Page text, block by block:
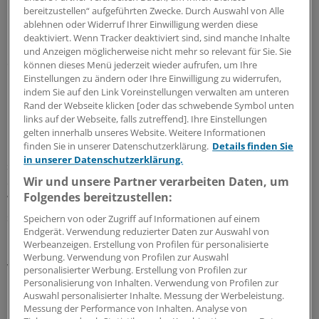
Gefälschte und gehackte Webseiten
Eine weitere potenzielle Gefahr besteht hier laut Funk
durch gefälschte oder gehackte populäre Webseiten (z.
B. von einem Onlineshop oder einer Seite, auf der man
Musik herunterladen kann). Diese sähen aus wie das
Original und würden auch fast genauso bedient.
Doch sie würden - oft vom Anwender unbemerkt -
schadhaften Code auf seinen Rechner übertragen. Auch
dieses Risiko sei für Mac OS X genauso hoch wie für
Windows, sagt Funk. Gegen Drive-By-Downloads
schützen die aktuellen Anti-Viren-Programme.
Exploit-Kits:Außerdem würden von
Virenprogrammierern oftmals "Exploit-Kits" verwendet.
Diese analysierten, welches Betriebssystem, welche
Browser-Version und welche Plugins für den Browser
bereitzustellen“ aufgeführten Zwecke. Durch Auswahl von Alle
ablehnen oder Widerruf Ihrer Einwilligung werden diese
deaktiviert. Wenn Tracker deaktiviert sind, sind manche Inhalte
und Anzeigen möglicherweise nicht mehr so relevant für Sie. Sie
können dieses Menü jederzeit wieder aufrufen, um Ihre
Einstellungen zu ändern oder Ihre Einwilligung zu widerrufen,
indem Sie auf den Link Voreinstellungen verwalten am unteren
Rand der Webseite klicken [oder das schwebende Symbol unten
links auf der Webseite, falls zutreffend]. Ihre Einstellungen
gelten innerhalb unseres Website. Weitere Informationen
finden Sie in unserer Datenschutzerklärung. Details finden Sie
in unserer Datenschutzerklärung.
Wir und unsere Partner verarbeiten Daten, um
Folgendes bereitzustellen:
Speichern von oder Zugriff auf Informationen auf einem
Endgerät. Verwendung reduzierter Daten zur Auswahl von
Werbeanzeigen. Erstellung von Profilen für personalisierte
Werbung. Verwendung von Profilen zur Auswahl
personalisierter Werbung. Erstellung von Profilen zur
Personalisierung von Inhalten. Verwendung von Profilen zur
Auswahl personalisierter Inhalte. Messung der Werbeleistung.
Messung der Performance von Inhalten. Analyse von